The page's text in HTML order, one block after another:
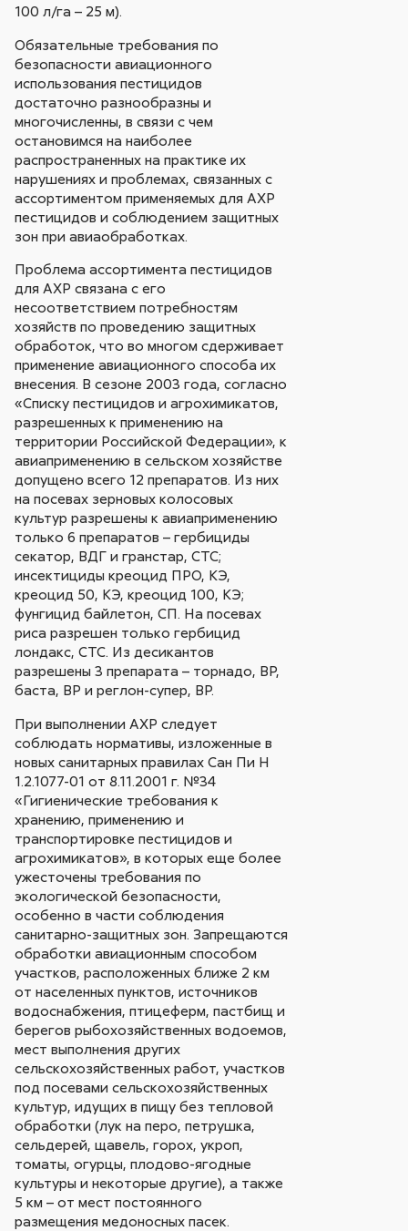
100 л/га – 25 м).
Обязательные требования по
безопасности авиационного
использования пестицидов
достаточно разнообразны и
многочисленны, в связи с чем
остановимся на наиболее
распространенных на практике их
нарушениях и проблемах, связанных с
ассортиментом применяемых для АХР
пестицидов и соблюдением защитных
зон при авиаобработках.
Проблема ассортимента пестицидов
для АХР связана с его
несоответствием потребностям
хозяйств по проведению защитных
обработок, что во многом сдерживает
применение авиационного способа их
внесения. В сезоне 2003 года, согласно
«Списку пестицидов и агрохимикатов,
разрешенных к применению на
территории Российской Федерации», к
авиаприменению в сельском хозяйстве
допущено всего 12 препаратов. Из них
на посевах зерновых колосовых
культур разрешены к авиаприменению
только 6 препаратов – гербициды
секатор, ВДГ и гранстар, СТС;
инсектициды креоцид ПРО, КЭ,
креоцид 50, КЭ, креоцид 100, КЭ;
фунгицид байлетон, СП. На посевах
риса разрешен только гербицид
лондакс, СТС. Из десикантов
разрешены 3 препарата – торнадо, ВР,
баста, ВР и реглон-супер, ВР.
При выполнении АХР следует
соблюдать нормативы, изложенные в
новых санитарных правилах Сан Пи Н
1.2.1077-01 от 8.11.2001 г. №34
«Гигиенические требования к
хранению, применению и
транспортировке пестицидов и
агрохимикатов», в которых еще более
ужесточены требования по
экологической безопасности,
особенно в части соблюдения
санитарно-защитных зон. Запрещаются
обработки авиационным способом
участков, расположенных ближе 2 км
от населенных пунктов, источников
водоснабжения, птицеферм, пастбищ и
берегов рыбохозяйственных водоемов,
мест выполнения других
сельскохозяйственных работ, участков
под посевами сельскохозяйственных
культур, идущих в пищу без тепловой
обработки (лук на перо, петрушка,
сельдерей, щавель, горох, укроп,
томаты, огурцы, плодово-ягодные
культуры и некоторые другие), а также
5 км – от мест постоянного
размещения медоносных пасек.